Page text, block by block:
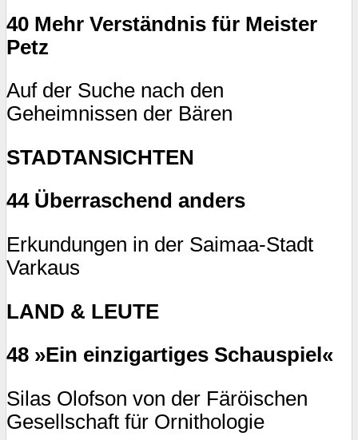
40 Mehr Verständnis für Meister
Petz
Auf der Suche nach den
Geheimnissen der Bären
STADTANSICHTEN
44 Überraschend anders
Erkundungen in der Saimaa-Stadt
Varkaus
LAND & LEUTE
48 »Ein einzigartiges Schauspiel«
Silas Olofson von der Färöischen
Gesellschaft für Ornithologie